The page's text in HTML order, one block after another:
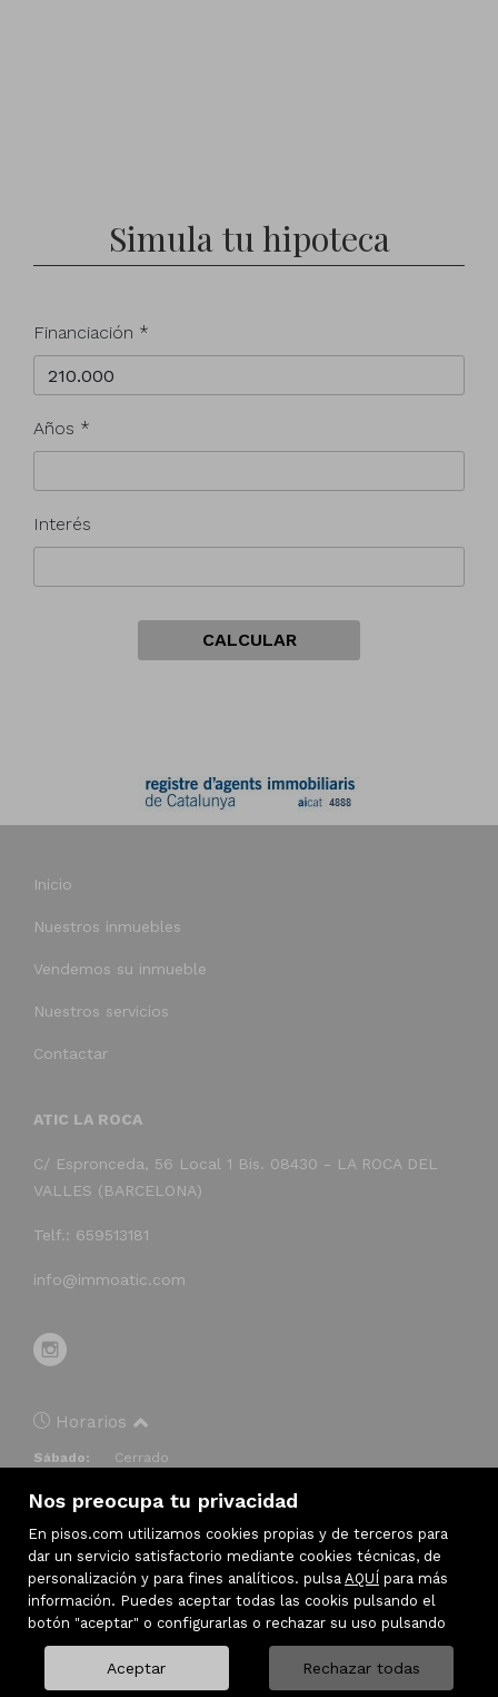
Nos preocupa tu privacidad
En pisos.com utilizamos cookies propias y de terceros para
dar un servicio satisfactorio mediante cookies técnicas, de
personalización y para fines analíticos. pulsa AQUÍ para más
información. Puedes aceptar todas las cookis pulsando el
botón "aceptar" o configurarlas o rechazar su uso pulsando
Aceptar Rechazar todas
Simula tu hipoteca
Financiación *
Años *
Interés
CALCULAR
Inicio
Nuestros inmuebles
Vendemos su inmueble
Nuestros servicios
Contactar
ATIC LA ROCA
C/ Espronceda, 56 Local 1 Bis. 08430 - LA ROCA DEL
VALLES (BARCELONA)
Telf.: 659513181
info@immoatic.com
Horarios
Sábado:
Cerrado
Lunes:
10:00 – 13:00, 17:00 – 19:00
Martes:
10:00 – 14:00, 17:00 – 20:00
Miércoles:
10:00 – 14:00, 17:00 – 20:00
10:00 – 14:00, 17:00 – 20:00
Viernes:
10:00 – 14:00, 17:00 – 20:00